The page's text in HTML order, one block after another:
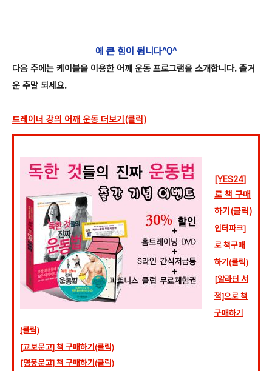
에 큰 힘이 됩니다^0^
다음 주에는 케이블을 이용한 어깨 운동 프로그램을 소개합니다. 즐거
운 주말 되세요.
트레이너 강의 어깨 운동 더보기(클릭)
[YES24]
로 책 구매
하기(클릭)
인터파크]
로 책구매
하기(클릭)
[알라딘 서
적]으로 책
구매하기
(클릭)
[교보문고]책 구매하기(클릭)
[영풍문고] 책 구매하기(클릭)